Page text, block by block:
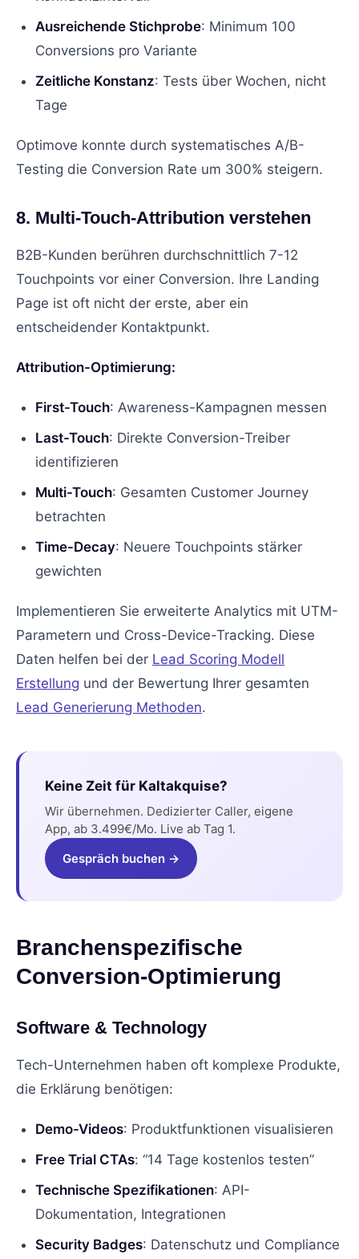
Ausreichende Stichprobe: Minimum 100
Conversions pro Variante
Zeitliche Konstanz: Tests über Wochen, nicht
Tage
Optimove konnte durch systematisches A/B-
Testing die Conversion Rate um 300% steigern.
8. Multi-Touch-Attribution verstehen
B2B-Kunden berühren durchschnittlich 7-12
Touchpoints vor einer Conversion. Ihre Landing
Page ist oft nicht der erste, aber ein
entscheidender Kontaktpunkt.
Attribution-Optimierung:
First-Touch: Awareness-Kampagnen messen
Last-Touch: Direkte Conversion-Treiber
identifizieren
Multi-Touch: Gesamten Customer Journey
betrachten
Time-Decay: Neuere Touchpoints stärker
gewichten
Implementieren Sie erweiterte Analytics mit UTM-
Parametern und Cross-Device-Tracking. Diese
Daten helfen bei der Lead Scoring Modell
Erstellung und der Bewertung Ihrer gesamten
Lead Generierung Methoden.
Keine Zeit für Kaltakquise?
Wir übernehmen. Dedizierter Caller, eigene
App, ab 3.499€/Mo. Live ab Tag 1.
Gespräch buchen →
Branchenspezifische
Conversion-Optimierung
Software & Technology
Tech-Unternehmen haben oft komplexe Produkte,
die Erklärung benötigen:
Demo-Videos: Produktfunktionen visualisieren
Free Trial CTAs: “14 Tage kostenlos testen”
Technische Spezifikationen: API-
Dokumentation, Integrationen
Security Badges: Datenschutz und Compliance